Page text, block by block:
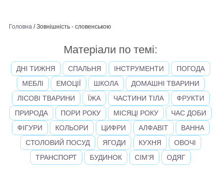
Головна / Зовнішність - словенською
Матеріали по темі:
ДНІ ТИЖНЯ СПАЛЬНЯ ІНСТРУМЕНТИ
ПОГОДА
МЕБЛІ
ЕМОЦІЇ ШКОЛА
ДОМАШНІ ТВАРИНИ
ЛІСОВІ ТВАРИНИ
ЇЖА ЧАСТИНИ ТІЛА
ФРУКТИ
ПРИРОДА
ПОРИ РОКУ МІСЯЦІ РОКУ
ЧАС ДОБИ
ФІГУРИ
КОЛЬОРИ ЦИФРИ АЛФАВІТ
ВАННА
СТОЛОВИЙ ПОСУД
ЯГОДИ КУХНЯ
ОВОЧІ
ТРАНСПОРТ
БУДИНОК СІМ'Я ОДЯГ